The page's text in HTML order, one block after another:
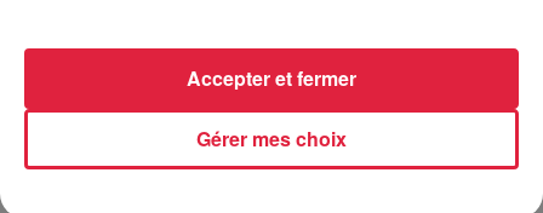
Gérer mes choix
Accepter et fermer